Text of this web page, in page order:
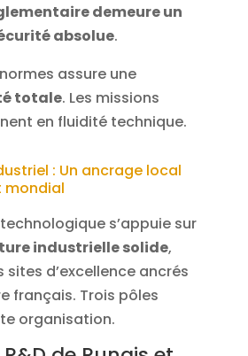
demeure un
absolue.
assure une
totale. Les missions
en fluidité technique.
: Un ancrage local
mondial
s’appuie sur
industrielle solide,
sites d’excellence ancrés
français. Trois pôles
organisation.